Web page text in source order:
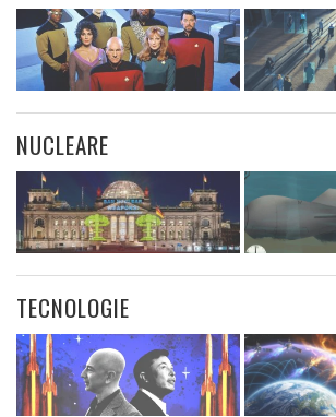
NUCLEARE
TECNOLOGIE